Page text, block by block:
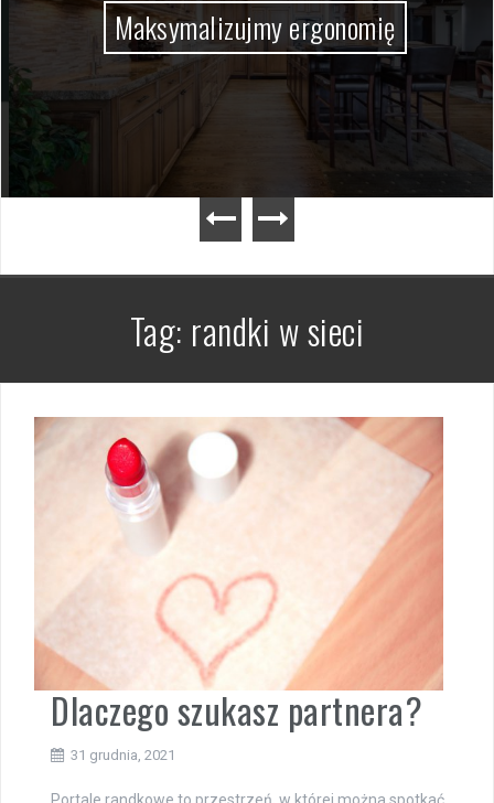
Maksymalizujmy ergonomię
Tag: randki w sieci
Dlaczego szukasz partnera?
31 grudnia, 2021
Portale randkowe to przestrzeń, w której można spotkać